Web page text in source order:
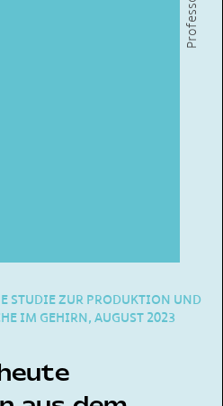
STUDIE ZUR PRODUKTION UND
IM GEHIRN, AUGUST 2023